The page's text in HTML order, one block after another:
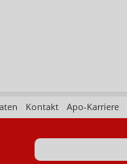
Apo-Karriere
Kontakt